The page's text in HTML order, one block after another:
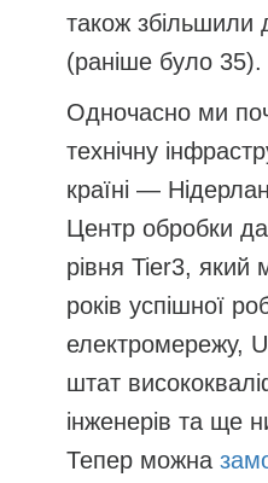
також збільшили
(раніше було 35).
Одночасно ми
технічну
країні —
Центр обробки
рівня Tier3, який
років успішної
електромережу,
штат
інженерів та ще
Тепер можна